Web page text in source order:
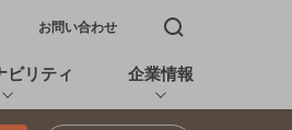
お問い合わせ 検索窓を開く
ビリティ 企業情報